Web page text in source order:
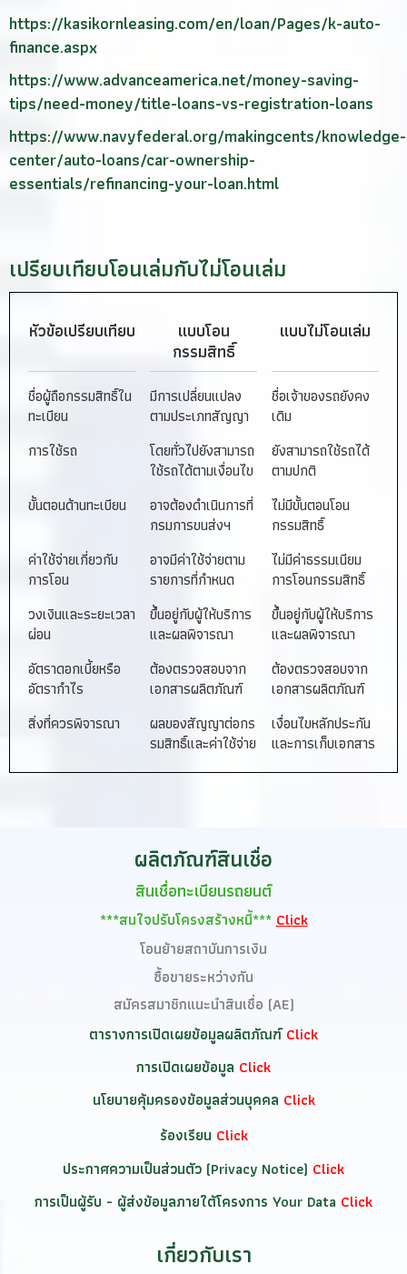
https://kasikornleasing.com/en/loan/Pages/k-auto-
finance.aspx
https://www.advanceamerica.net/money-saving-
tips/need-money/title-loans-vs-registration-loans
https://www.navyfederal.org/makingcents/knowledge-
center/auto-loans/car-ownership-
essentials/refinancing-your-loan.html
เปรียบเทียบโอนเล่มกับไม่โอนเล่ม
หัวข้อเปรียบเทียบ แบบโอน
กรรมสิทธิ์
แบบไม่โอนเล่ม
ชื่อผู้ถือกรรมสิทธิ์ใน
ทะเบียน
มีการเปลี่ยนแปลง
ตามประเภทสัญญา
ชื่อเจ้าของรถยังคง
เดิม
การใช้รถ
โดยทั่วไปยังสามารถ
ใช้รถได้ตามเงื่อนไข
ยังสามารถใช้รถได้
ตามปกติ
ขั้นตอนด้านทะเบียน
อาจต้องดำเนินการที่
กรมการขนส่งฯ
ไม่มีขั้นตอนโอน
กรรมสิทธิ์
ค่าใช้จ่ายเกี่ยวกับ
การโอน
อาจมีค่าใช้จ่ายตาม
รายการที่กำหนด
ไม่มีค่าธรรมเนียม
การโอนกรรมสิทธิ์
วงเงินและระยะเวลา
ผ่อน
ขึ้นอยู่กับผู้ให้บริการ
และผลพิจารณา
ขึ้นอยู่กับผู้ให้บริการ
และผลพิจารณา
อัตราดอกเบี้ยหรือ
อัตรากำไร
ต้องตรวจสอบจาก
เอกสารผลิตภัณฑ์
ต้องตรวจสอบจาก
เอกสารผลิตภัณฑ์
สิ่งที่ควรพิจารณา
ผลของสัญญาต่อกร
รมสิทธิ์และค่าใช้จ่าย
เงื่อนไขหลักประกัน
และการเก็บเอกสาร
ผลิตภัณฑ์สินเชื่อ
สินเชื่อทะเบียนรถยนต์
***สนใจปรับโครงสร้างหนี้***Click
โอนย้ายสถาบันการเงิน
ซื้อขายระหว่างกัน
สมัครสมาชิกแนะนำสินเชื่อ (AE)
ตารางการเปิดเผยข้อมูลผลิตภัณฑ์Click
การเปิดเผยข้อมูล Click
นโยบายคุ้มครองข้อมูลส่วนบุคคล Click
ร้องเรียน Click
ประกาศความเป็นส่วนตัว (Privacy Notice) Click
การเป็นผู้รับ - ผู้ส่งข้อมูลภายใต้โครงการ Your Data Click
เกี่ยวกับเรา